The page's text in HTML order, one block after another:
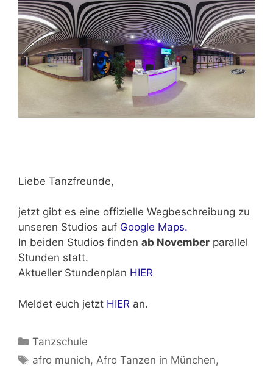
Liebe Tanzfreunde,
jetzt gibt es eine offizielle Wegbeschreibung zu
unseren Studios auf Google Maps.
In beiden Studios finden ab November parallel
Stunden statt.
Aktueller Stundenplan HIER
Meldet euch jetzt HIER an.
Kategorien
Tanzschule
Schlagwörter
afro munich, Afro Tanzen in München,